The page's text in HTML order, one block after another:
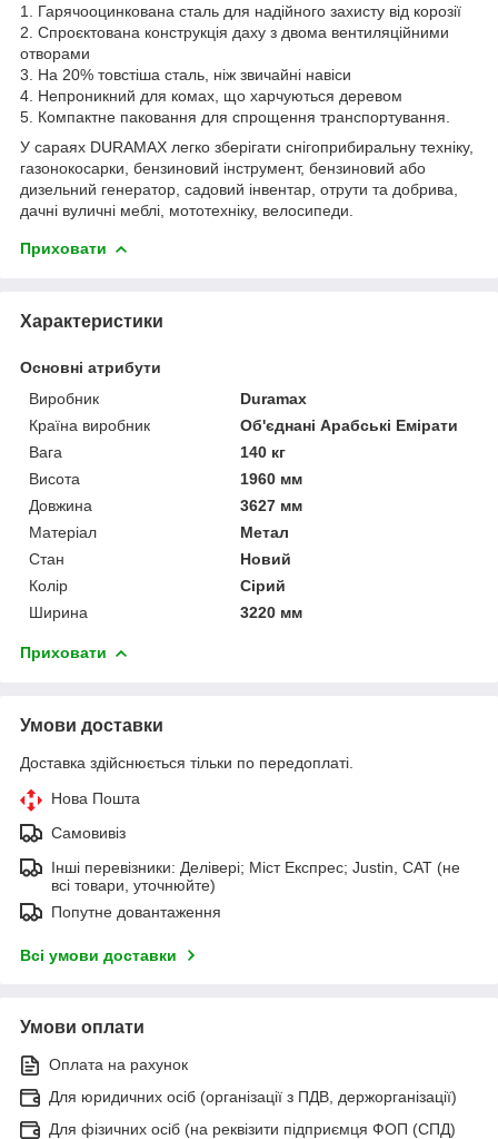
1. Гарячооцинкована сталь для надійного захисту від корозії
2. Спроєктована конструкція даху з двома вентиляційними
отворами
3. На 20% товстіша сталь, ніж звичайні навіси
4. Непроникний для комах, що харчуються деревом
5. Компактне паковання для спрощення транспортування.
У сараях DURAMAX легко зберігати снігоприбиральну техніку,
газонокосарки, бензиновий інструмент, бензиновий або
дизельний генератор, садовий інвентар, отрути та добрива,
дачні вуличні меблі, мототехніку, велосипеди.
Приховати
Характеристики
Основні атрибути
Виробник
Duramax
Країна виробник
Об'єднані Арабські Емірати
Вага
140 кг
Висота
1960 мм
Довжина
3627 мм
Матеріал
Метал
Стан
Новий
Колір
Сірий
Ширина
3220 мм
Приховати
Умови доставки
Доставка здійснюється тільки по передоплаті.
Нова Пошта
Самовивіз
Інші перевізники: Делівері; Міст Експрес; Justin, САТ (не
всі товари, уточнюйте)
Попутне довантаження
Всі умови доставки
Умови оплати
Оплата на рахунок
Для юридичних осіб (організації з ПДВ, держорганізації)
Для фізичних осіб (на реквізити підприємця ФОП (СПД)